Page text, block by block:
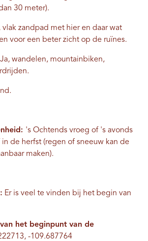
30 meter).
vlak zandpad met hier en daar wat
voor een beter zicht op de ruïnes.
Ja, wandelen, mountainbiken,
's Ochtends vroeg of 's avonds
in de herfst (regen of sneeuw kan de
maken).
Er is veel te vinden bij het begin van
het beginpunt van de
-109.687764